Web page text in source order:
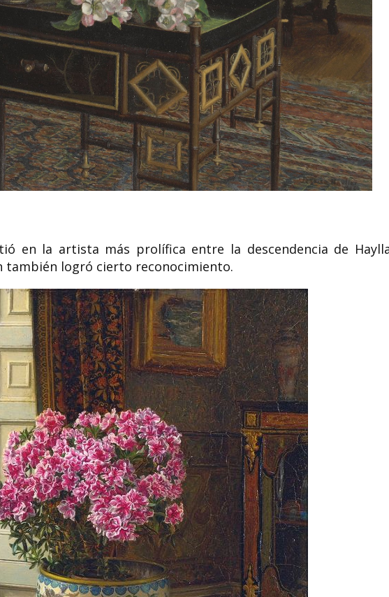
en la artista más prolífica entre la descendencia de
también logró cierto reconocimiento.